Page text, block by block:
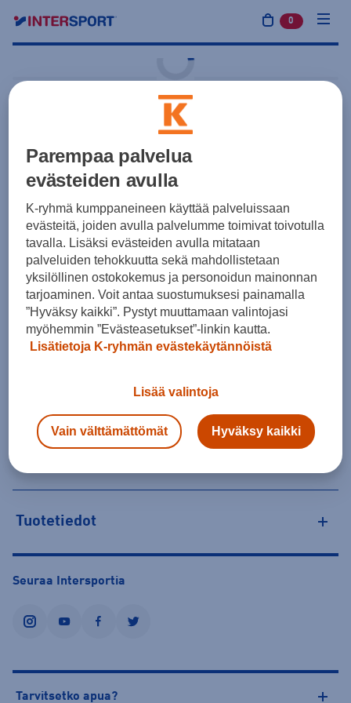
0 tuotetta
Techfit AEROREADY
Short Tights M
Yksilötilaus Joukkuetilaus
Koot
Tilaus- ja toimituskulut
Personoitujen tuotteiden vaihto ja palautus
Tuotetiedot
Seuraa Intersportia
instagramyoutubefacebooktwitter
Tarvitsetko apua?
Parempaa palvelua
evästeiden avulla
K-ryhmä kumppaneineen käyttää palveluissaan
evästeitä, joiden avulla palvelumme toimivat toivotulla
tavalla. Lisäksi evästeiden avulla mitataan
palveluiden tehokkuutta sekä mahdollistetaan
yksilöllinen ostokokemus ja personoidun mainonnan
tarjoaminen. Voit antaa suostumuksesi painamalla
”Hyväksy kaikki”. Pystyt muuttamaan valintojasi
myöhemmin ”Evästeasetukset”-linkin kautta.
Lisätietoja K-ryhmän evästekäytännöistä
Lisää valintoja
Vain välttämättömät Hyväksy kaikki